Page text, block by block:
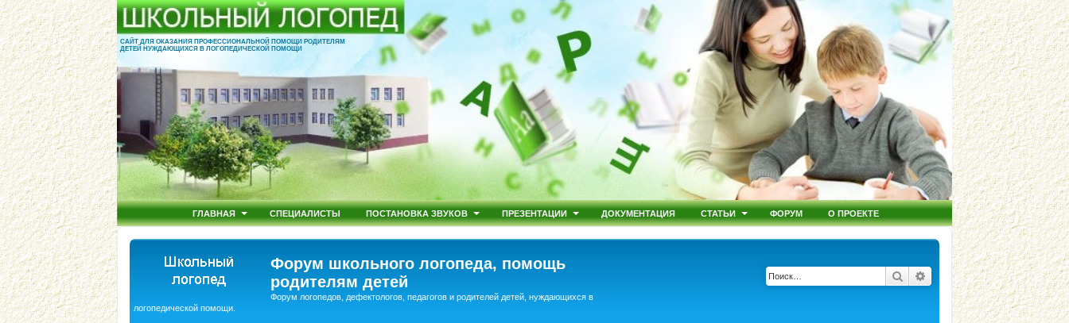
САЙТ ДЛЯ ОКАЗАНИЯ ПРОФЕССИОНАЛЬНОЙ ПОМОЩИ РОДИТЕЛЯМ
ДЕТЕЙ НУЖДАЮЩИХСЯ В ЛОГОПЕДИЧЕСКОЙ ПОМОЩИ
ГЛАВНАЯ СПЕЦИАЛИСТЫ ПОСТАНОВКА ЗВУКОВ ПРЕЗЕНТАЦИИ ДОКУМЕНТАЦИЯ СТАТЬИ ФОРУМ О ПРОЕКТЕ
Форум школьного логопеда, помощь
родителям детей
Форум логопедов, дефектологов, педагогов и родителей детей, нуждающихся в
логопедической помощи.
Поиск Расширенный поиск